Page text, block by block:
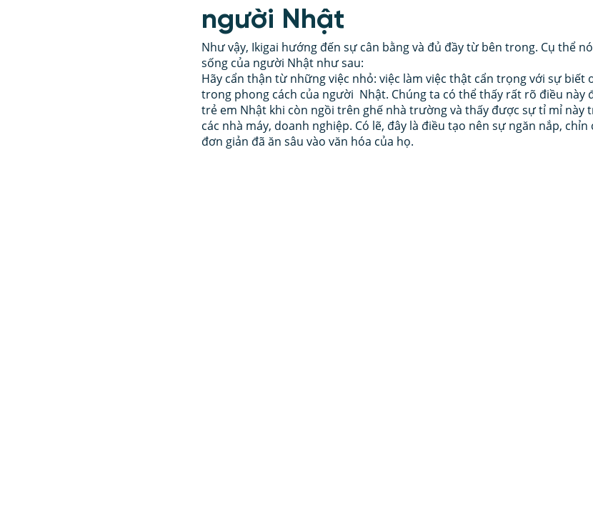
người Nhật
Như vậy, Ikigai hướng đến sự cân bằng và đủ đầy từ bên trong. Cụ thể
sống của người Nhật như sau:
Hãy cẩn thận từ những việc nhỏ: việc làm việc thật cẩn trọng với sự biết
trong phong cách của người  Nhật. Chúng ta có thể thấy rất rõ điều này
trẻ em Nhật khi còn ngồi trên ghế nhà trường và thấy được sự tỉ mỉ này
các nhà máy, doanh nghiệp. Có lẽ, đây là điều tạo nên sự ngăn nắp,
đơn giản đã ăn sâu vào văn hóa của họ.